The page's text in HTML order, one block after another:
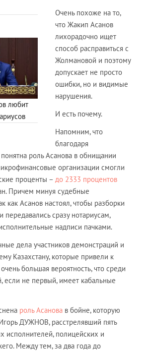
любит
Очень похоже на то,
что Жакип Асанов
лихорадочно ищет
способ расправиться с
Жолмановой и поэтому
допускает не просто
ошибки, но и видимые
нарушения.
И есть почему.
Напомним, что
благодаря
роль Асанова в обнищании
организации смогли
проценты – до 2333 процентов
Причем минуя судебные
как Асанов настоял, чтобы разборки
сразу нотариусам,
надписи пачками.
дела участников демонстраций и
Казахстану, которые привели к
большая вероятность, что среди
если не первый, имеет кабальные
роль Асанова в бойне, которую
ДУЖНОВ, расстрелявший пять
исполнителей, полицейских и
Между тем, за два года до